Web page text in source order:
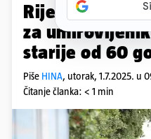
Rijeka:
za
starije od 60
Piše HINA, utorak, 1.7.2025. u
Čitanje članka: < 1 min